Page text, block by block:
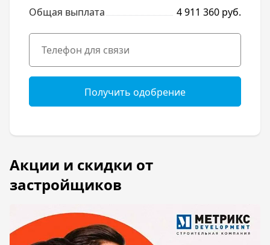
Общая выплата
4 911 360 руб.
Получить одобрение